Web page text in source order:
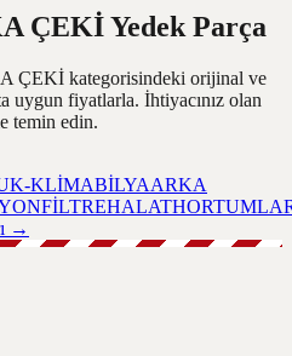
ÇEKİ Yedek Parça
ÇEKİ kategorisindeki orijinal ve
uygun fiyatlarla. İhtiyacınız olan
temin edin.
KLİMABİLYAARKA
FİLTREHALAT
→